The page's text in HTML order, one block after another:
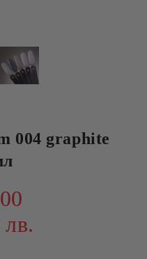
004 graphite